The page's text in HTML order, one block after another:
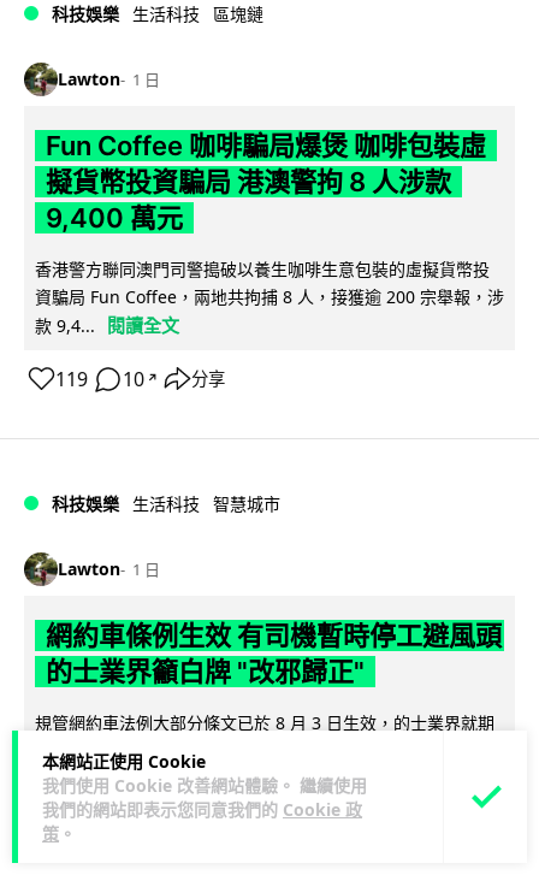
本網站正使用 Cookie
我們使用 Cookie 改善網站體驗。 繼續使用
我們的網站即表示您同意我們的 Cookie 政
策 。
科技娛樂 生活科技 區塊鏈
Lawton 1 日
Fun Coffee 咖啡騙局爆煲 咖啡包裝虛
擬貨幣投資騙局 港澳警拘 8 人涉款
9,400 萬元
香港警方聯同澳門司警搗破以養生咖啡生意包裝的虛擬貨幣投
資騙局 Fun Coffee，兩地共拘捕 8 人，接獲逾 200 宗舉報，涉
款 9,4...
閱讀全文
119 10 ↗ 分享
科技娛樂 生活科技 智慧城市
Lawton 1 日
網約車條例生效 有司機暫時停工避風頭
的士業界籲白牌 "改邪歸正"
規管網約車法例大部分條文已於 8 月 3 日生效，的士業界就期
望白牌車司機，能夠「改邪歸正」回流駕駛的士。新例大幅提
高罰則，首次定罪最高罰款... 閱讀全文
207